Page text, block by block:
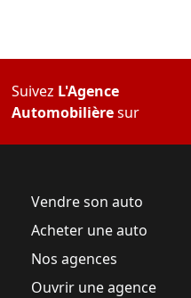
Suivez L'Agence
Automobilièresur
Vendre son auto
Acheter une auto
Nos agences
Ouvrir une agence